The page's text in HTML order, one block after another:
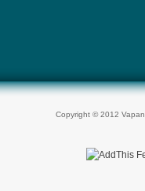
Copyright © 2012